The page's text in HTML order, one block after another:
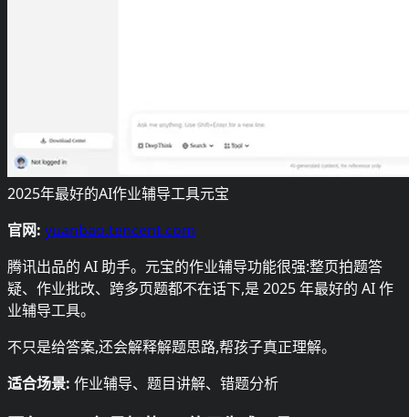
2025年最好的AI作业辅导工具元宝
官网: yuanbao.tencent.com
腾讯出品的 AI 助手。元宝的作业辅导功能很强:整页拍题答
疑、作业批改、跨多页题都不在话下,是 2025 年最好的 AI 作
业辅导工具。
不只是给答案,还会解释解题思路,帮孩子真正理解。
适合场景: 作业辅导、题目讲解、错题分析